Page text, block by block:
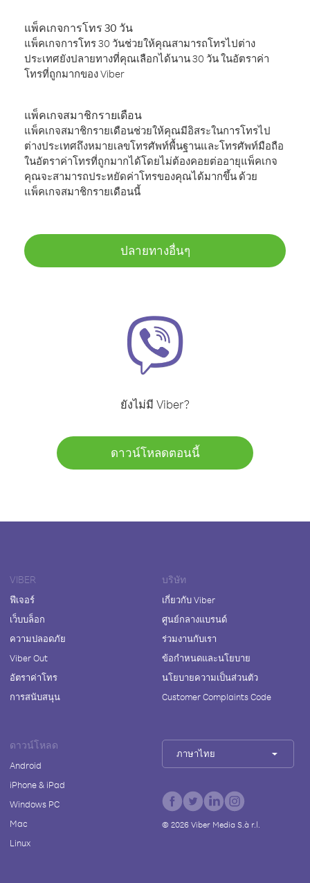
แพ็คเกจการโทร 30 วัน
แพ็คเกจการโทร 30 วันช่วยให้คุณสามารถโทรไปต่าง
ประเทศยังปลายทางที่คุณเลือกได้นาน 30 วัน ในอัตราค่า
โทรที่ถูกมากของ Viber
แพ็คเกจสมาชิกรายเดือน
แพ็คเกจสมาชิกรายเดือนช่วยให้คุณมีอิสระในการโทรไป
ต่างประเทศถึงหมายเลขโทรศัพท์พื้นฐานและโทรศัพท์มือถือ
ในอัตราค่าโทรที่ถูกมากได้โดยไม่ต้องคอยต่ออายุแพ็คเกจ
คุณจะสามารถประหยัดค่าโทรของคุณได้มากขึ้น ด้วย
แพ็คเกจสมาชิกรายเดือนนี้
ปลายทางอื่นๆ
ยังไม่มี Viber?
ดาวน์โหลดตอนนี้
VIBER
ฟีเจอร์
เว็บบล็อก
ความปลอดภัย
Viber Out
อัตราค่าโทร
การสนับสนุน
บริษัท
เกี่ยวกับ Viber
ศูนย์กลางแบรนด์
ร่วมงานกับเรา
ข้อกำหนดและนโยบาย
นโยบายความเป็นส่วนตัว
Customer Complaints Code
ดาวน์โหลด
Android
iPhone & iPad
Windows PC
Mac
Linux
ภาษาไทย
© 2026Viber Media S.à r.l.